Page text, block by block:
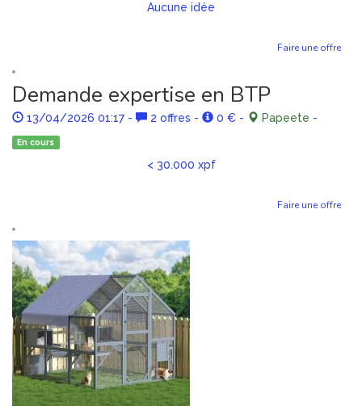
Aucune idée
Faire une offre
Demande expertise en BTP
13/04/2026 01:17 - 2 offres - 0 € - Papeete -
En cours
< 30.000 xpf
Faire une offre